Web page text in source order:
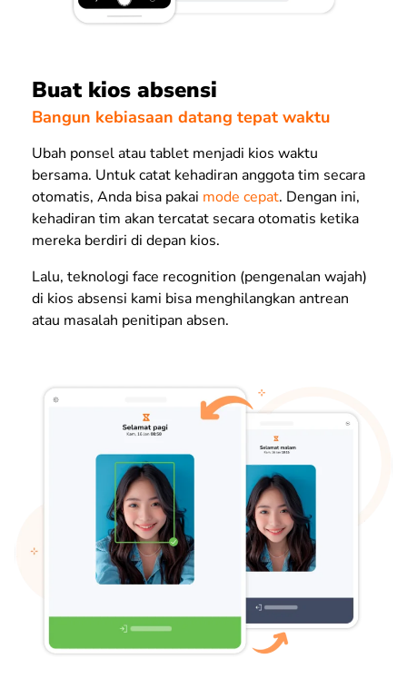
Buat kios absensi
Bangun kebiasaan datang tepat waktu
Ubah ponsel atau tablet menjadi kios waktu
bersama. Untuk catat kehadiran anggota tim secara
otomatis, Anda bisa pakai mode cepat. Dengan ini,
kehadiran tim akan tercatat secara otomatis ketika
mereka berdiri di depan kios.
Lalu, teknologi face recognition (pengenalan wajah)
di kios absensi kami bisa menghilangkan antrean
atau masalah penitipan absen.